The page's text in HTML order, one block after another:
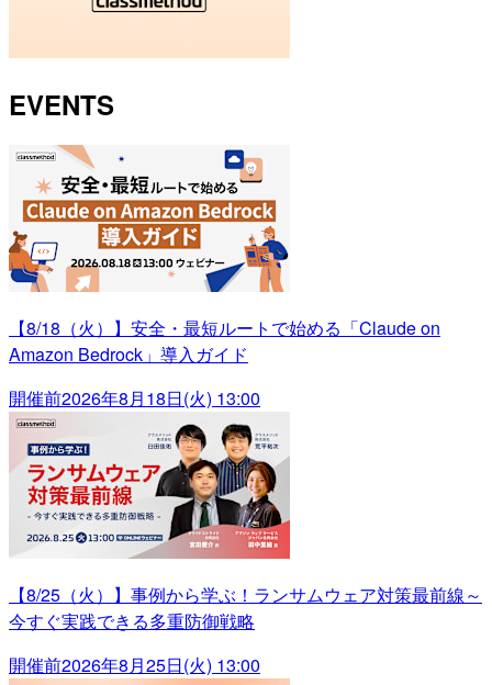
EVENTS
【8/18（火）】安全・最短ルートで始める「Claude on
Amazon Bedrock」導入ガイド
開催前2026年8月18日(火) 13:00
【8/25（火）】事例から学ぶ！ランサムウェア対策最前線～
今すぐ実践できる多重防御戦略
開催前2026年8月25日(火) 13:00